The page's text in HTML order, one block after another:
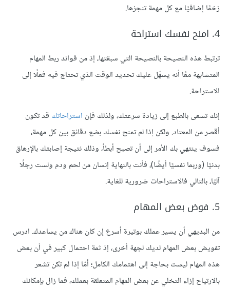
زخمًا إضافيًا مع كل مهمة تنجزها.
4. امنح نفسك استراحة
ترتبط هذه النصيحة بالنصيحة التي سبقتها، إذ من فوائد ربط المهام
المتشابهة معًا أنه يسهّل عليك تحديد الوقت الذي تحتاج فيه فعلًا إلى
الاستراحة.
إنك تسعى بالطبع إلى زيادة سرعتك، ولذلك فإن استراحاتك قد تكون
أقصر من المعتاد. ولكن إذا لم تمنح نفسك بضع دقائق بين كل مهمة،
فسوف ينتهي بك الأمر إلى أن تصبح أبطأ، وذلك نتيجة إصابتك بالإرهاق
بدنيًا (وربما نفسيًا أيضًا)، فأنت بالنهاية إنسان من لحم ودم ولست رجلًا
آليًا، بالتالي فالاستراحات ضرورية للغاية.
5. فوض بعض المهام
من البديهي أن يسير عملك بوتيرة أسرع إن كان هناك من يساعدك. ادرس
تفويض بعض المهام لديك لجهة أخرى، إذ ثمة احتمال كبير في أن بعض
هذه المهام ليست بحاجة إلى اهتمامك الكامل؛ أمّا إذا لم تكن تشعر
بالارتياح إزاء التخلي عن بعض المهام المتعلقة بعملك، فما زال بإمكانك